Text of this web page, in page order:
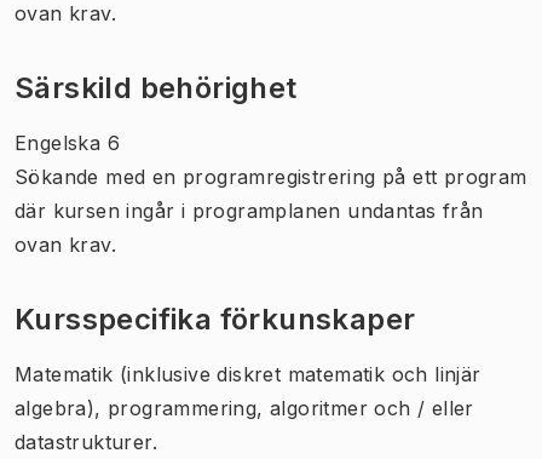
ovan krav.
Särskild behörighet
Engelska 6
Sökande med en programregistrering på ett program
där kursen ingår i programplanen undantas från
ovan krav.
Kursspecifika förkunskaper
Matematik (inklusive diskret matematik och linjär
algebra), programmering, algoritmer och / eller
datastrukturer.